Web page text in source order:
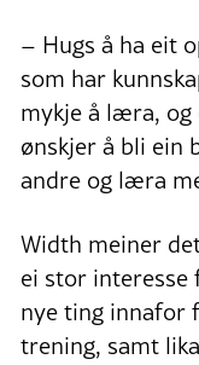
– Hugs å ha eit
som har
mykje å læra,
ønskjer å bli ein
andre og læra
Width meiner
ei stor
nye ting innafor
trening, samt